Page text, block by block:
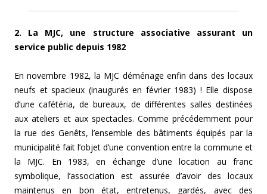
2. La MJC, une structure associative assurant un
service public depuis 1982
En novembre 1982, la MJC déménage enfin dans des locaux
neufs et spacieux (inaugurés en février 1983) ! Elle dispose
d’une cafétéria, de bureaux, de différentes salles destinées
aux ateliers et aux spectacles. Comme précédemment pour
la rue des Genêts, l’ensemble des bâtiments équipés par la
municipalité fait l’objet d’une convention entre la commune et
la MJC. En 1983, en échange d’une location au franc
symbolique, l’association est assurée d’avoir des locaux
maintenus en bon état, entretenus, gardés, avec des